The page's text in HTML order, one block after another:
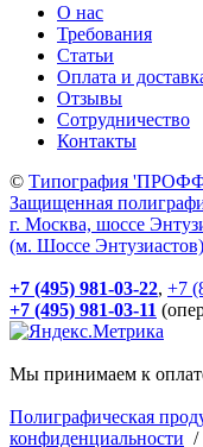
О нас
Требования
Статьи
Оплата и
Отзывы
Сотрудничество
Контакты
© Типография
Защищенная
г. Москва, шоссе
(м. Шоссе Энтузиастов)
+7 (495) 981-03-22, +7
+7 (495) 981-03-11
Мы принимаем к
Полиграфическая
конфиденциальности /